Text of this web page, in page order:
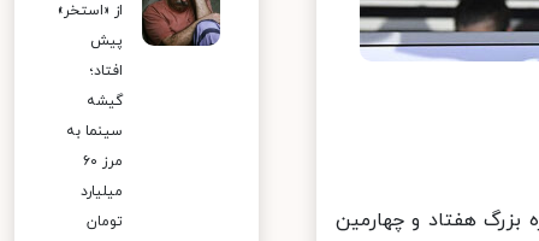
هفتاد و چهارمین
از «استخر»
پیش
افتاد؛
گیشه
سینما به
مرز ۶۰
میلیارد
تومان